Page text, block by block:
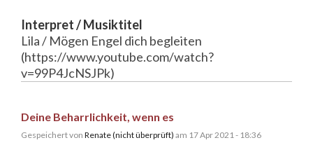
Interpret / Musiktitel
Lila / Mögen Engel dich begleiten
(https://www.youtube.com/watch?
v=99P4JcNSJPk)
Deine Beharrlichkeit, wenn es
Gespeichert von Renate (nicht überprüft) am 17 Apr 2021 - 18:36